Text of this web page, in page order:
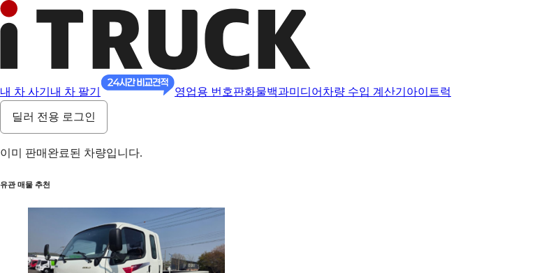
내 차 사기 내 차 팔기 영업용 번호판화물백과미디어 차량 수입 계산기 아이트럭
딜러 전용 로그인
이미 판매완료된 차량입니다.
유관 매물 추천